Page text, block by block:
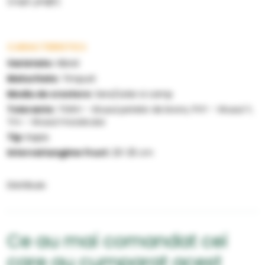
CARACTERISTICI:
Varietate:
Hibrid
Maturitate:
Timpurii
Mediu de crestere:
Sera/solar si camp
Tolerante:
TSWV - Virusul petelor de bronz, PVY - Virusul Y,
Tip: Kapia
Interval lungime fruct:
Distribuie:
Ce au mai comandat cei